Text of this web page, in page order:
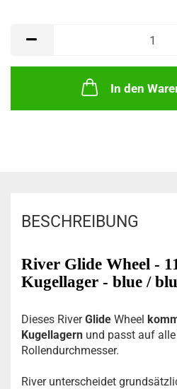
In den
BESCHREIBUNG
River Glide Wheel -
Kugellager - blue /
Dieses RiverGlide Wheel
Kugellagern und passt auf
Rollendurchmesser.
River unterscheidet